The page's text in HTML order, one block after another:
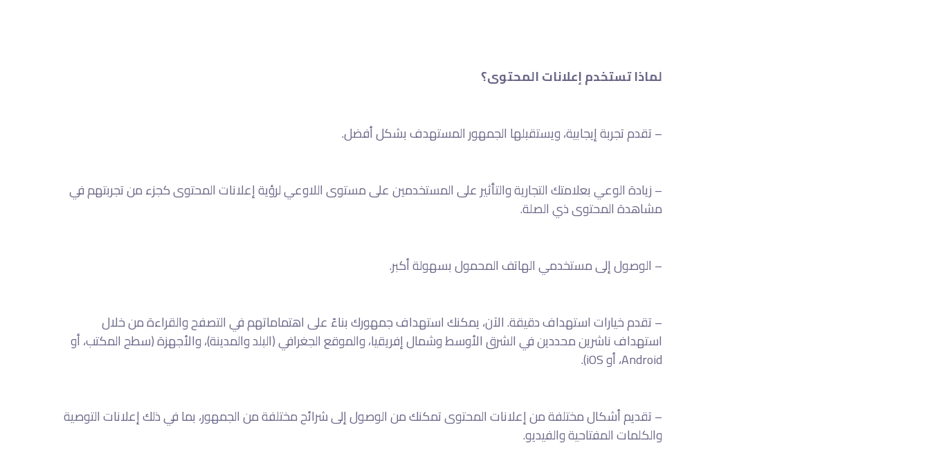
لماذا تستخدم إعلانات المحتوى؟
– تقدم تجربة إيجابية، ويستقبلها الجمهور المستهدف بشكل أفضل.
– زيادة الوعي بعلامتك التجارية والتأثير على المستخدمين على مستوى اللاوعي لرؤية إعلانات المحتوى كجزء من تجربتهم في
مشاهدة المحتوى ذي الصلة.
– الوصول إلى مستخدمي الهاتف المحمول بسهولة أكبر.
– تقدم خيارات استهداف دقيقة. الآن، يمكنك استهداف جمهورك بناءً على اهتماماتهم في التصفح والقراءة من خلال
استهداف ناشرين محددين في الشرق الأوسط وشمال إفريقيا، والموقع الجغرافي (البلد والمدينة)، والأجهزة (سطح المكتب، أو
Android، أو iOS).
– تقديم أشكال مختلفة من إعلانات المحتوى تمكنك من الوصول إلى شرائح مختلفة من الجمهور، بما في ذلك إعلانات التوصية
والكلمات المفتاحية والفيديو.